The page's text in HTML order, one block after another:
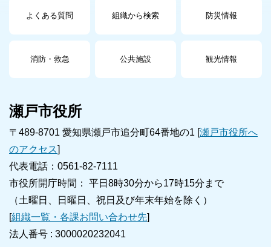
よくある質問 組織から検索 防災情報
消防・救急 公共施設 観光情報
瀬戸市役所
〒489-8701 愛知県瀬戸市追分町64番地の1 [瀬戸市役所へ
のアクセス]
代表電話：0561-82-7111
市役所開庁時間： 平日8時30分から17時15分まで
（土曜日、日曜日、祝日及び年末年始を除く）
[組織一覧・各課お問い合わせ先]
法人番号 : 3000020232041